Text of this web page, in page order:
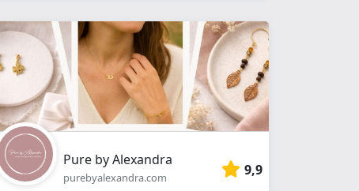
Pure by Alexandra
purebyalexandra.com 9,9